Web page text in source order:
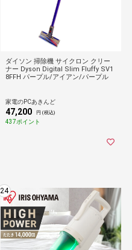
ダイソン 掃除機 サイクロン クリー
ナー Dyson Digital Slim Fluffy SV1
8FFH パープル/アイアン/パープル
家電のPCあきんど
47,200 円 (税込)
437ポイント
24